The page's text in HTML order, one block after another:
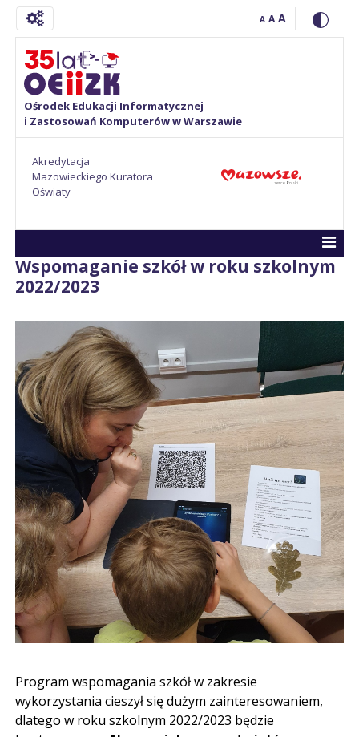
A A A
Ośrodek Edukacji Informatycznej
i Zastosowań Komputerów w Warszawie
Akredytacja
Mazowieckiego Kuratora
Oświaty
Wspomaganie szkół w roku szkolnym
2022/2023
Program wspomagania szkół w zakresie
wykorzystania cieszył się dużym zainteresowaniem,
dlatego w roku szkolnym 2022/2023 będzie